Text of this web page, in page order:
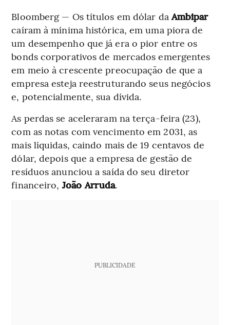
Bloomberg — Os títulos em dólar daAmbipar
caíram à mínima histórica, em uma piora de
um desempenho que já era o pior entre os
bonds corporativos de mercados emergentes
em meio à crescente preocupação de que a
empresa esteja reestruturando seus negócios
e, potencialmente, sua dívida.
As perdas se aceleraram na terça-feira (23),
com as notas com vencimento em 2031, as
mais líquidas, caindo mais de 19 centavos de
dólar, depois que a empresa de gestão de
resíduos anunciou a saída do seu diretor
financeiro, João Arruda.
PUBLICIDADE